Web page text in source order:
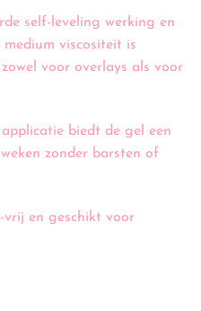
self-leveling werking en
viscositeit is
voor overlays als voor
biedt de gel een
zonder barsten of
vrij en geschikt voor